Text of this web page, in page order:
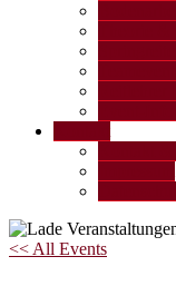
<< All Events